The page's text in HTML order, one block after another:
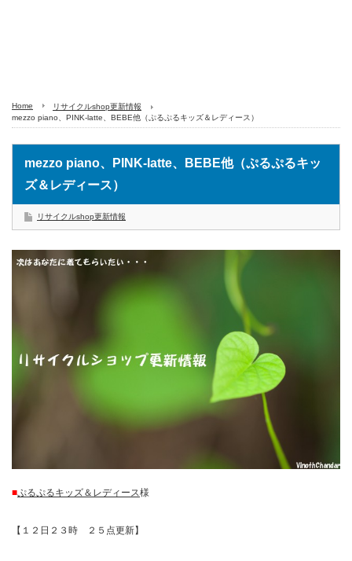
Home
リサイクルshop更新情報
mezzo piano、PINK-latte、BEBE他（ぷるぷるキッズ＆レディース）
mezzo piano、PINK-latte、BEBE他（ぷるぷるキッ
ズ＆レディース）
リサイクルshop更新情報
■ぷるぷるキッズ＆レディース様
【１２日２３時 ２５点更新】